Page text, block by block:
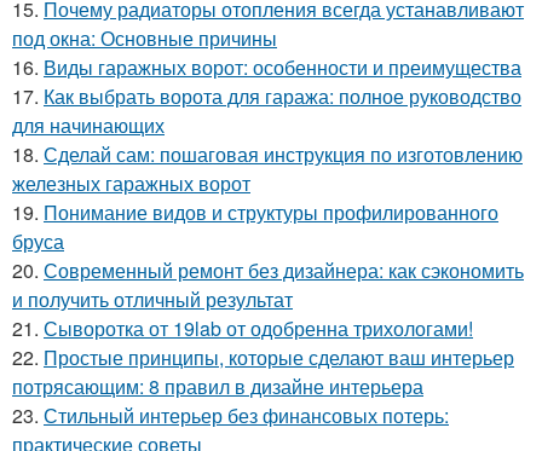
15. Почему радиаторы отопления всегда устанавливают
под окна: Основные причины
16. Виды гаражных ворот: особенности и преимущества
17. Как выбрать ворота для гаража: полное руководство
для начинающих
18. Сделай сам: пошаговая инструкция по изготовлению
железных гаражных ворот
19. Понимание видов и структуры профилированного
бруса
20. Современный ремонт без дизайнера: как сэкономить
и получить отличный результат
21. Сыворотка от 19lab от одобренна трихологами!
22. Простые принципы, которые сделают ваш интерьер
потрясающим: 8 правил в дизайне интерьера
23. Стильный интерьер без финансовых потерь:
практические советы